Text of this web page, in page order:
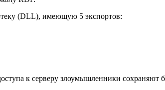
(DLL), имеющую 5 экспортов:
к серверу злоумышленники сохраняют